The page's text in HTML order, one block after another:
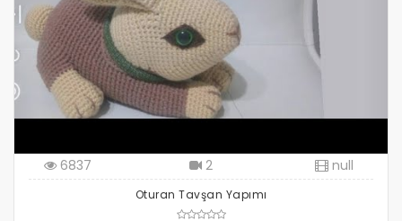
6837 2 null
Oturan Tavşan Yapımı